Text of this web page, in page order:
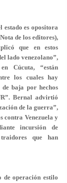
es opositora
de los editores),
que en estos
lado venezolano”,
Cúcuta, “están
los cuales hay
baja por hechos
Bernal advirtió
de la guerra”,
contra Venezuela y
incursión de
que han
de operación estilo